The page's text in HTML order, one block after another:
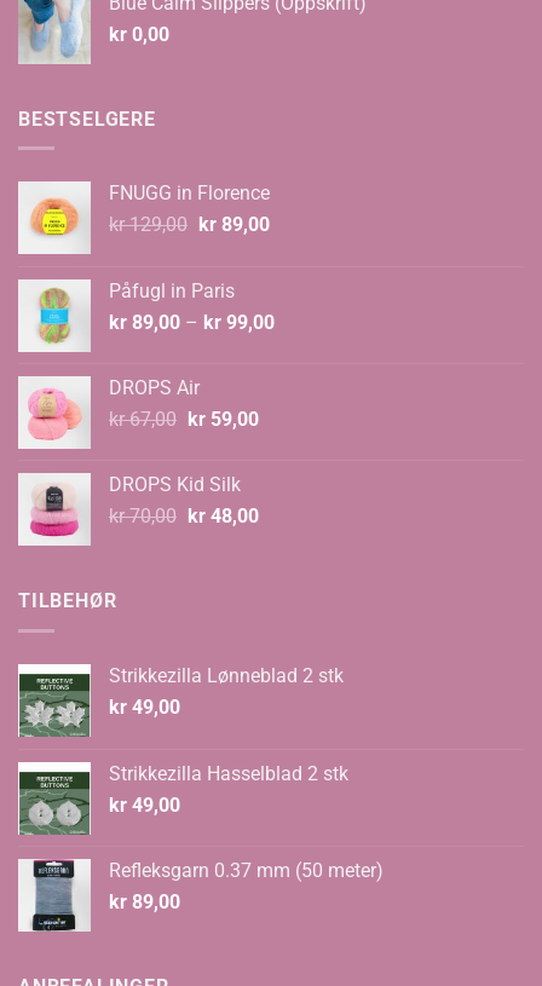
kr 135,00
kr 0,00
BESTSELGERE
FNUGG in Florence
kr129,00 Opprinnelig
kr 129,00.
kr89,00Nåværende
Påfugl in Paris
kr 89,00 – kr 99,00Prisområde:
DROPS Air
kr67,00 Opprinnelig
kr 67,00.
kr59,00Nåværende
DROPS Kid Silk
kr70,00 Opprinnelig
kr48,00Nåværende
TILBEHØR
Strikkezilla Lønneblad 2 stk
kr 49,00
Strikkezilla Hasselblad 2 stk
kr 49,00
Refleksgarn 0.37 mm (50 meter)
kr 89,00